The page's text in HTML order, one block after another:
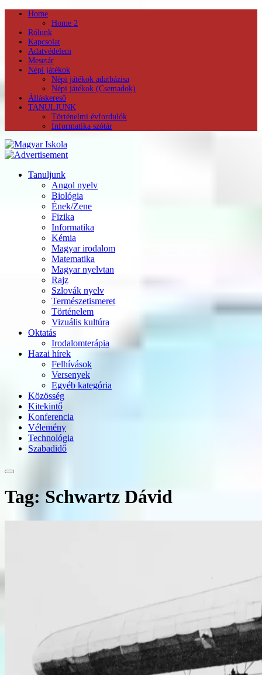
Home
Home 2
Rólunk
Kapcsolat
Adatvédelem
Mesetár
Népi játékok
Népi játékok adatbázisa
Népi játékok (Csemadok)
Álláskereső
TANULJUNK
Történelmi évfordulók
Informatika szótár
Tanuljunk
Angol nyelv
Biológia
Ének/Zene
Fizika
Informatika
Kémia
Magyar irodalom
Matematika
Magyar nyelvtan
Rajz
Szlovák nyelv
Természetismeret
Történelem
Vizuális kultúra
Oktatás
Irodalomterápia
Hazai hírek
Felhívások
Versenyek
Egyéb kategória
Közösség
Kitekintő
Konferencia
Vélemény
Technológia
Szabadidő
Tag: Schwartz Dávid